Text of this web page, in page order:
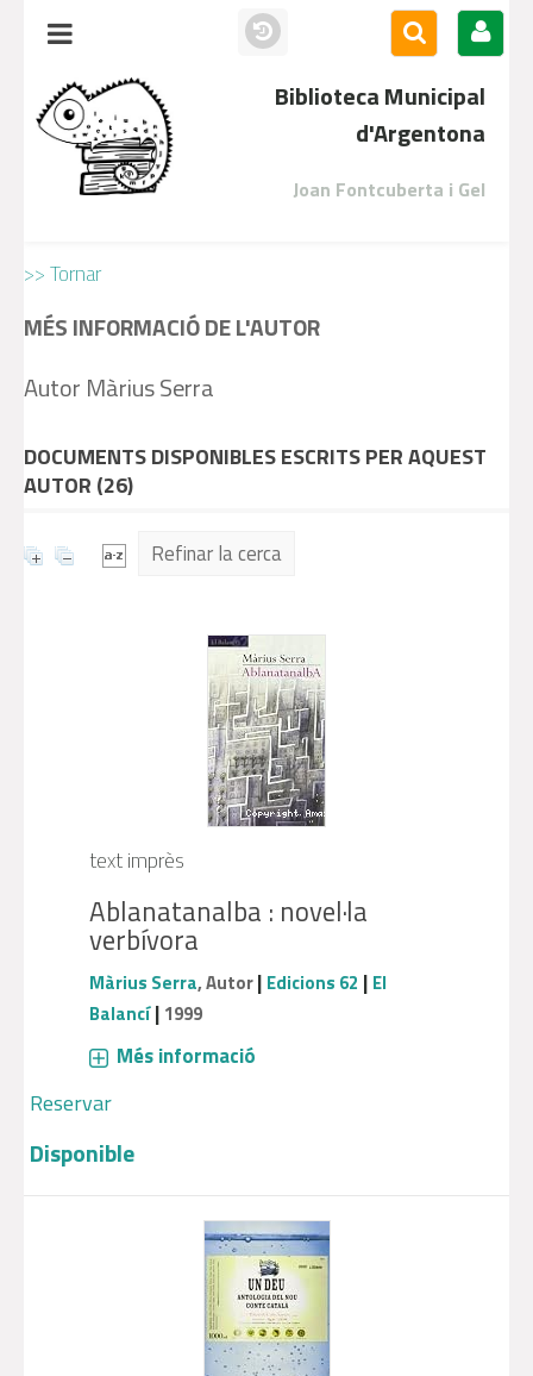
Biblioteca Municipal
d'Argentona
Joan Fontcuberta i Gel
>> Tornar
MÉS INFORMACIÓ DE L'AUTOR
Autor Màrius Serra
DOCUMENTS DISPONIBLES ESCRITS PER AQUEST
AUTOR (26)
Refinar la cerca
text imprès
Ablanatanalba : novel·la
verbívora
Màrius Serra, Autor| Edicions 62 | El
Balancí| 1999
Més informació
Reservar
Disponible